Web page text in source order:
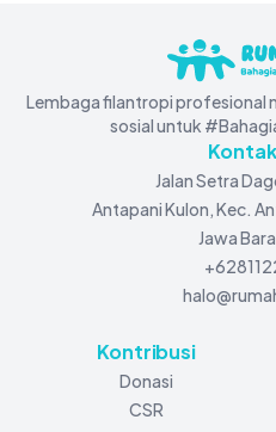
Lembaga filantropi profesional
sosial untuk
Jalan Setra
Antapani Kulon, Kec.
Jawa
Kontribusi
Donasi
CSR